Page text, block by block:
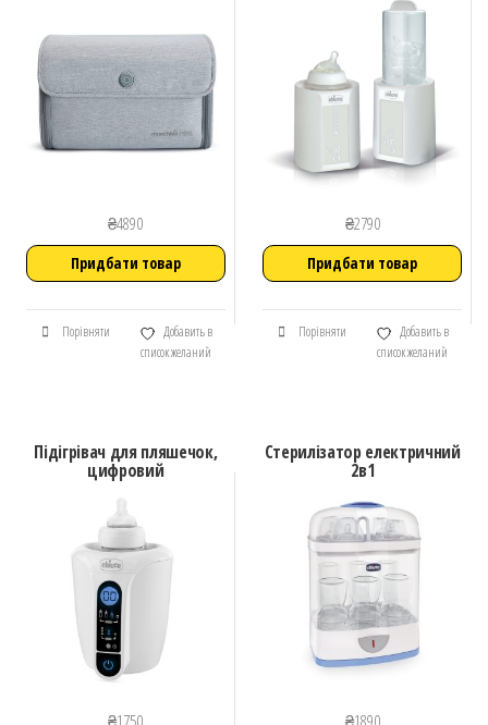
₴4890
Придбати товар
Порівняти
Добавить в
список желаний
₴2790
Придбати товар
Порівняти
Добавить в
список желаний
Підігрівач для пляшечок,
цифровий
Стерилізатор електричний
2в1